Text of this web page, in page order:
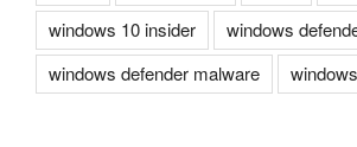
windows 10 insider
windows
windows defender malware